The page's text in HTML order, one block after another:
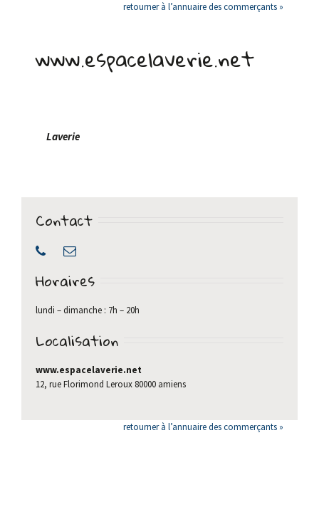
retourner à l’annuaire des commerçants »
www.espacelaverie.net
Laverie
Contact
Horaires
lundi – dimanche : 7h – 20h
Localisation
www.espacelaverie.net
12, rue Florimond Leroux 80000 amiens
retourner à l’annuaire des commerçants »